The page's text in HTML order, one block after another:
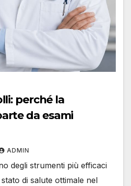
perché la
da esami
ADMIN
degli strumenti più efficaci
di salute ottimale nel